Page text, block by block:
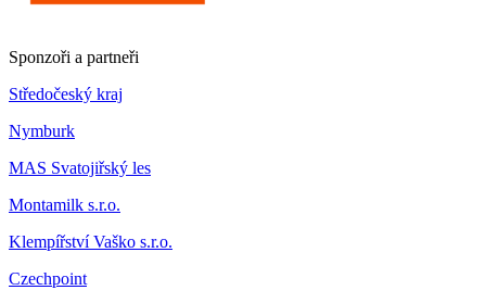
Sponzoři a partneři
Středočeský kraj
Nymburk
MAS Svatojiřský les
Montamilk s.r.o.
Klempířství Vaško s.r.o.
Czechpoint